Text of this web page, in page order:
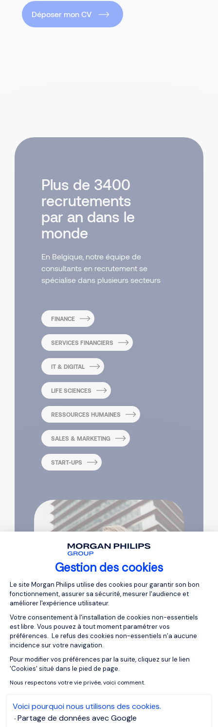
Gestion des cookies
Plateforme de Gestion du
Le site Morgan Philips utilise des cookies pour garantir son bon
fonctionnement, assurer sa sécurité, mesurer l'audience et
améliorer l'expérience utilisateur.
Votre consentement à l'installation de cookies non-essentiels
est libre. Vous pouvez à tout moment paramétrer vos
préférences. Le refus des cookies non-essentiels n’a aucune
incidence sur votre navigation.
Pour modifier vos préférences par la suite, cliquez sur le lien
'Cookies' situé dans le pied de page.
Nous respectons votre vie privée, voici comment.
Voici pourquoi nous utilisons des cookies.
Partage de données avec Google
Axeptio consent
Déposer mon CV
Plus de 3400
recrutements
par an dans le
monde
En Belgique, notre équipe de
consultants en recrutement se
spécialise dans plusieurs secteurs
FINANCE
SERVICES FINANCIERS
IT & DIGITAL
LIFE SCIENCES
RESSOURCES HUMAINES
SALES & MARKETING
START-UPS